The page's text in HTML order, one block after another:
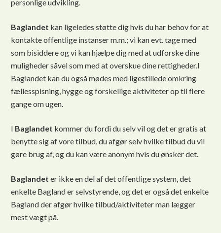
personlige udvikling.
Baglandet kan ligeledes støtte dig hvis du har behov for at
kontakte offentlige instanser m.m.; vi kan evt. tage med
som bisiddere og vi kan hjælpe dig med at udforske dine
muligheder såvel som med at overskue dine rettigheder.I
Baglandet kan du også mødes med ligestillede omkring
fællesspisning, hygge og forskellige aktiviteter op til flere
gange om ugen.
I Baglandet kommer du fordi du selv vil og det er gratis at
benytte sig af vore tilbud, du afgør selv hvilke tilbud du vil
gøre brug af, og du kan være anonym hvis du ønsker det.
Baglandet er ikke en del af det offentlige system, det
enkelte Bagland er selvstyrende, og det er også det enkelte
Bagland der afgør hvilke tilbud/aktiviteter man lægger
mest vægt på.